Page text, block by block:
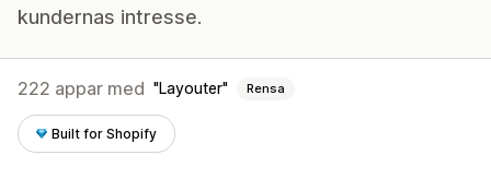
kundernas intresse.
222 appar med Layouter Rensa
Built for Shopify